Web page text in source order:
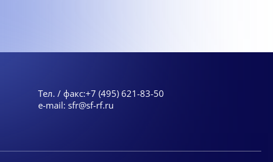
Тел. / факс:+7 (495) 621-83-50
e-mail: sfr@sf-rf.ru